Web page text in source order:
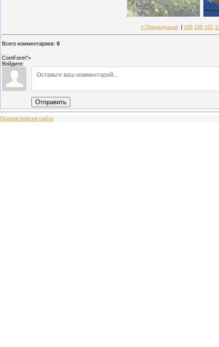
« Предыдущая 189 190 191
Всего комментариев: 0
ComForm">
Войдите:
Отправить
Полная версия сайта